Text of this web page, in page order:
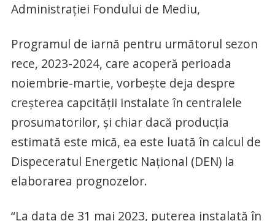
Administrației Fondului de Mediu,
Programul de iarnă pentru următorul sezon
rece, 2023-2024, care acoperă perioada
noiembrie-martie, vorbește deja despre
creșterea capcității instalate în centralele
prosumatorilor, și chiar dacă producția
estimată este mică, ea este luată în calcul de
Dispeceratul Energetic Național (DEN) la
elaborarea prognozelor.
“La data de 31 mai 2023, puterea instalată în